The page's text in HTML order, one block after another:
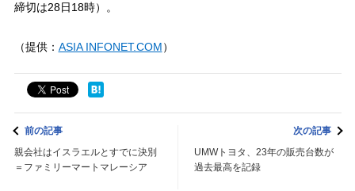
締切は28日18時）。
（提供： ASIA INFONET.COM）
前の記事
親会社はイスラエルとすでに決別
＝ファミリーマートマレーシア
次の記事
UMWトヨタ、23年の販売台数が
過去最高を記録